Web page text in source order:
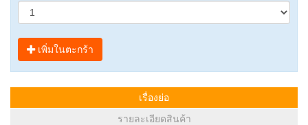
เพิ่มในตะกร้า
เรื่องย่อ
รายละเอียดสินค้า